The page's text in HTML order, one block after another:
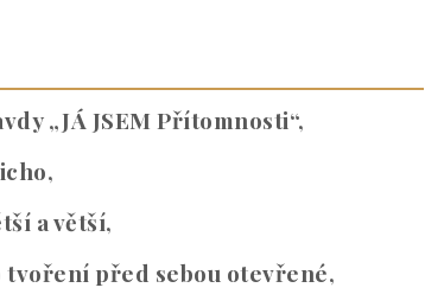
„JÁ JSEM Přítomnosti“,
a větší,
před sebou otevřené,